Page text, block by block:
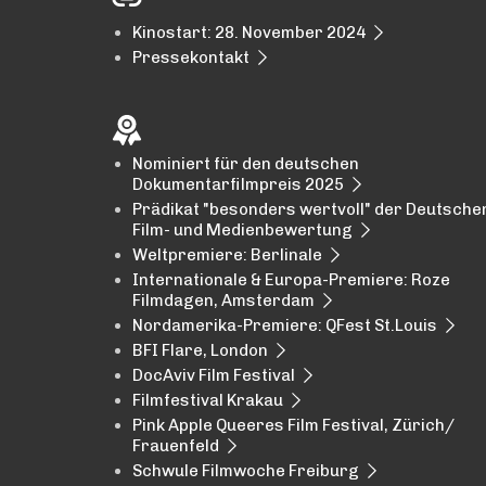
Kinostart: 28. November 2024
Pressekontakt
Nominiert für den deutschen
Dokumentarfilmpreis 2025
Prädikat "besonders wertvoll" der
Film- und Medienbewertung
Weltpremiere: Berlinale
Internationale & Europa-Premiere: Roze
Filmdagen, Amsterdam
Nordamerika-Premiere: QFest St.Louis
BFI Flare, London
DocAviv Film Festival
Filmfestival Krakau
Pink Apple Queeres Film Festival, Zürich/
Frauenfeld
Schwule Filmwoche Freiburg